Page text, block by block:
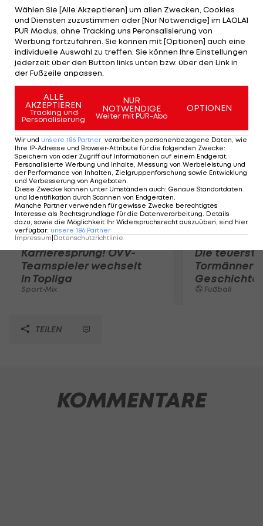
Ausscheidung der US-Athleten das 100m-Finale in
9,80 Sekunden für sich entschieden. 2012 ist Gatlin
über diese Distanz noch ungeschlagen. Die
Organisatoren des Gugl-Meetings hoffen, dass der
Stadionrekord des Nigerianers Davidson Ezinwa
(9,94s, 1994) unterboten wird.
Mehr zum Thema
Karrieresprung! ÖVV-
Teamspieler wechselt
in Topliga
Sport-Mix
Die
Tormänner
Geschichte
Fußball
TEILEN
KOMMENTARE
Wählen Sie [Alle Akzeptieren] um allen Zwecken, Cookies
und Diensten zuzustimmen oder [Nur Notwendige] im LAOLA1
PUR Modus, ohne Tracking uns Peronsalisierung von
Werbung fortzufahren. Sie können mit [Optionen] auch eine
individuelle Auswahl zu treffen. Sie können Ihre Einstellungen
jederzeit über den Button links unten bzw. über den Link in
der Fußzeile anpassen.
ALLE
AKZEPTIEREN
Tracking und
Personalisierung
NUR
NOTWENDIGE
Weiter mit PUR-Abo
OPTIONEN
Wir und unsere 186 Partner verarbeiten personenbezogene Daten, wie
Ihre IP-Adresse und Browser-Attribute für die folgenden Zwecke:
Speichern von oder Zugriff auf Informationen auf einem Endgerät;
Personalisierte Werbung und Inhalte, Messung von Werbeleistung und
der Performance von Inhalten, Zielgruppenforschung sowie Entwicklung
und Verbesserung von Angeboten.
Diese Zwecke können unter Umständen auch: Genaue Standortdaten
und Identifikation durch Scannen von Endgeräten.
Manche Partner verwenden für gewisse Zwecke berechtigtes
Interesse als Rechtsgrundlage für die Datenverarbeitung. Details
dazu, sowie die Möglichkeit Ihr Widerspruchsrecht auszuüben, sind hier
verfügbar: unsere 186 Partner
Impressum Datenschutzrichtlinie